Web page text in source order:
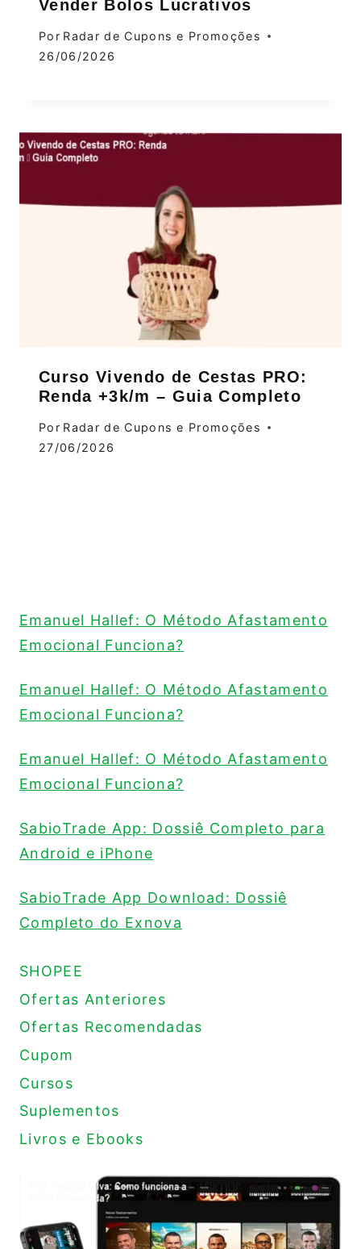
Vender Bolos Lucrativos
Por Radar de Cupons e Promoções
26/06/2026
Curso Vivendo de Cestas PRO:
Renda +3k/m – Guia Completo
Por Radar de Cupons e Promoções
27/06/2026
Emanuel Hallef: O Método Afastamento
Emocional Funciona?
Emanuel Hallef: O Método Afastamento
Emocional Funciona?
Emanuel Hallef: O Método Afastamento
Emocional Funciona?
SabioTrade App: Dossiê Completo para
Android e iPhone
SabioTrade App Download: Dossiê
Completo do Exnova
SHOPEE
Ofertas Anteriores
Ofertas Recomendadas
Cupom
Cursos
Suplementos
Livros e Ebooks